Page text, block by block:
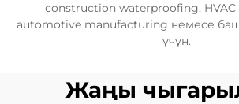
construction waterproofing, HVAC
automotive manufacturing немесе
үчүн.
Жаңы